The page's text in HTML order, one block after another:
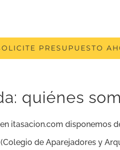
PRESUPUESTO
quiénes
en itasacion.com disponemos
de Aparejadores y